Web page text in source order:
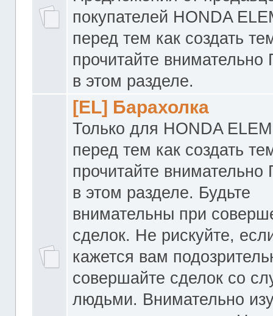
покупателей HONDA
перед тем как создать
прочитайте
в этом разделе.
[EL] Барахолка
Только для HONDA
перед тем как создать
прочитайте
в этом разделе. Будьте
внимательны при
сделок. Не рискуйте,
кажется вам
совершайте сделок со
людьми. Внимательно